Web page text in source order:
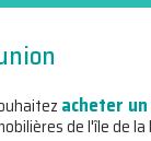
acheter
de l'île de